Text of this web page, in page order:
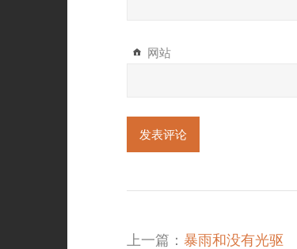
网站
上一篇： 暴雨和没有光驱